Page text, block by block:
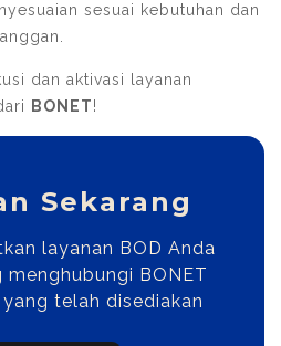
sesuai kebutuhan dan
dan aktivasi layanan
BONET!
Sekarang
layanan BOD Anda
BONET
telah disediakan